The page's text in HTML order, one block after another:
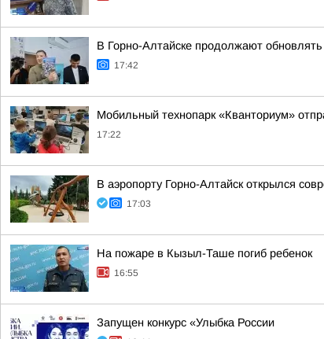
В Горно-Алтайске продолжают
17:42
Мобильный технопарк «Кванториум»
17:22
В аэропорту Горно-Алтайск открылся
17:03
На пожаре в Кызыл-Таше погиб ребенок
16:55
Запущен конкурс «Улыбка России